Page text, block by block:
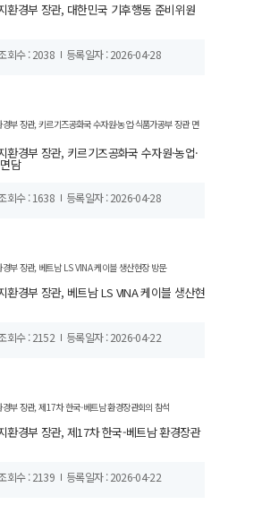
환경부 장관, 대한민국 기후행동 준비위원
회수 : 2038 등록일자 : 2026-04-28
환경부 장관, 키르기즈공화국 수자원·농업·
담
회수 : 1638 등록일자 : 2026-04-28
환경부 장관, 베트남 LS VINA 케이블 생산현
회수 : 2152 등록일자 : 2026-04-22
환경부 장관, 제17차 한국-베트남 환경장관
회수 : 2139 등록일자 : 2026-04-22